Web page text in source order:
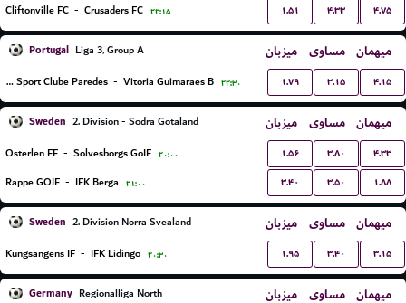
Cliftonville FC - Crusaders FC ۲۲:۱۵ ۱.۵۱ ۴.۳۳ ۴.۷۵
Portugal Liga 3, Group A میزبان مساوی میهمان
Uniao Sport Clube Paredes - Vitoria Guimaraes B ۲۲:۳۰ ۱.۷۹ ۳.۱۵ ۴.۱۵
Sweden 2. Division - Sodra Gotaland میزبان مساوی میهمان
Osterlen FF - Solvesborgs GoIF ۲۰:۰۰ ۱.۵۶ ۳.۸۰ ۴.۳۳
Rappe GOIF - IFK Berga ۲۱:۰۰ ۳.۴۰ ۳.۵۰ ۱.۸۸
Sweden 2. Division Norra Svealand میزبان مساوی میهمان
Kungsangens IF - IFK Lidingo ۲۰:۳۰ ۱.۹۵ ۳.۴۰ ۳.۱۵
Germany Regionalliga North میزبان مساوی میهمان